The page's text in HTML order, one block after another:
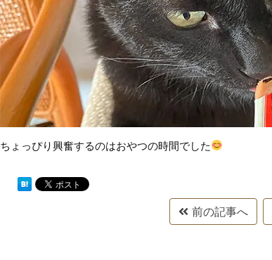
ちょっぴり興奮するのはおやつの時間でした
前の記事へ